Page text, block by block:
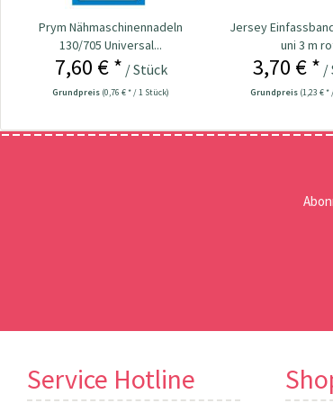
Prym Nähmaschinennadeln
130/705 Universal...
7,60 € * / Stück
Grundpreis (0,76 € * / 1 Stück)
Jersey
uni 3 m
3,70 € * /
Grundpreis (1,23 € *
Service Hotline